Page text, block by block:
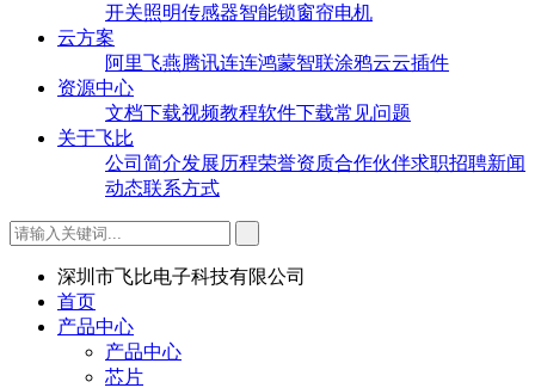
开关照明传感器智能锁窗帘电机
云方案
阿里飞燕腾讯连连鸿蒙智联涂鸦云云插件
资源中心
文档下载视频教程软件下载常见问题
关于飞比
公司简介发展历程荣誉资质合作伙伴求职招聘新闻
动态联系方式
深圳市飞比电子科技有限公司
首页
产品中心
产品中心
芯片